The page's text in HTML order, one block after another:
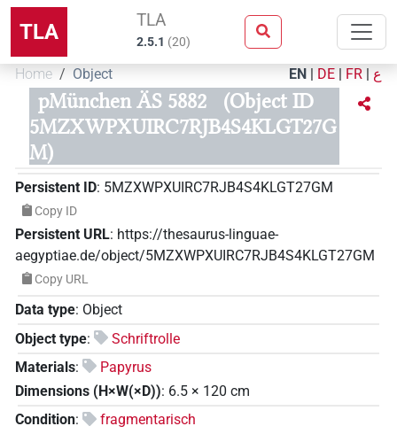
TLA TLA
2.5.1 (20)
Home Object EN | DE | FR | ع
pMünchen ÄS 5882
(Object ID
5MZXWPXUIRC7RJB4S4KLGT27G
M)
Persistent ID: 5MZXWPXUIRC7RJB4S4KLGT27GM
Copy ID
Persistent URL: https://thesaurus-linguae-
aegyptiae.de/object/5MZXWPXUIRC7RJB4S4KLGT27GM
Copy URL
Data type: Object
Object type:
Schriftrolle
Materials:
Papyrus
Dimensions (H×W(×D)): 6.5 × 120 cm
Condition:
fragmentarisch